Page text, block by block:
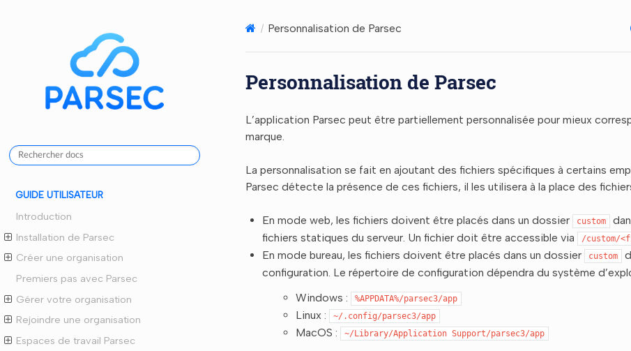
GUIDE UTILISATEUR
Introduction
Installation de Parsec
Créer une organisation
Premiers pas avec Parsec
Gérer votre organisation
Rejoindre une organisation
Espaces de travail Parsec
Personnalisation de Parsec
Personnalisation de Parsec
L’application Parsec peut être partiellement personnalisée pour mieux
marque.
La personnalisation se fait en ajoutant des fichiers spécifiques à certains
Parsec détecte la présence de ces fichiers, il les utilisera à la place des
En mode web, les fichiers doivent être placés dans un dossier custom
fichiers statiques du serveur. Un fichier doit être accessible via
/custom/
En mode bureau, les fichiers doivent être placés dans un dossier
custom
configuration. Le répertoire de configuration dépendra du système
Windows :
%APPDATA%/parsec3/app
Linux : ~/.config/parsec3/app
MacOS : ~/Library/Application Support/parsec3/app